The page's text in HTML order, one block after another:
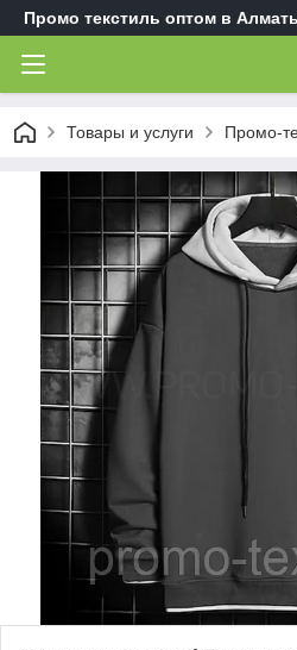
Промо текстиль оптом в
Товары и услуги Промо-